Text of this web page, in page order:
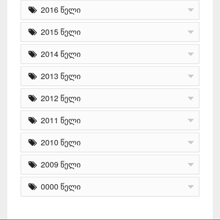
2016 წელი
2015 წელი
2014 წელი
2013 წელი
2012 წელი
2011 წელი
2010 წელი
2009 წელი
0000 წელი